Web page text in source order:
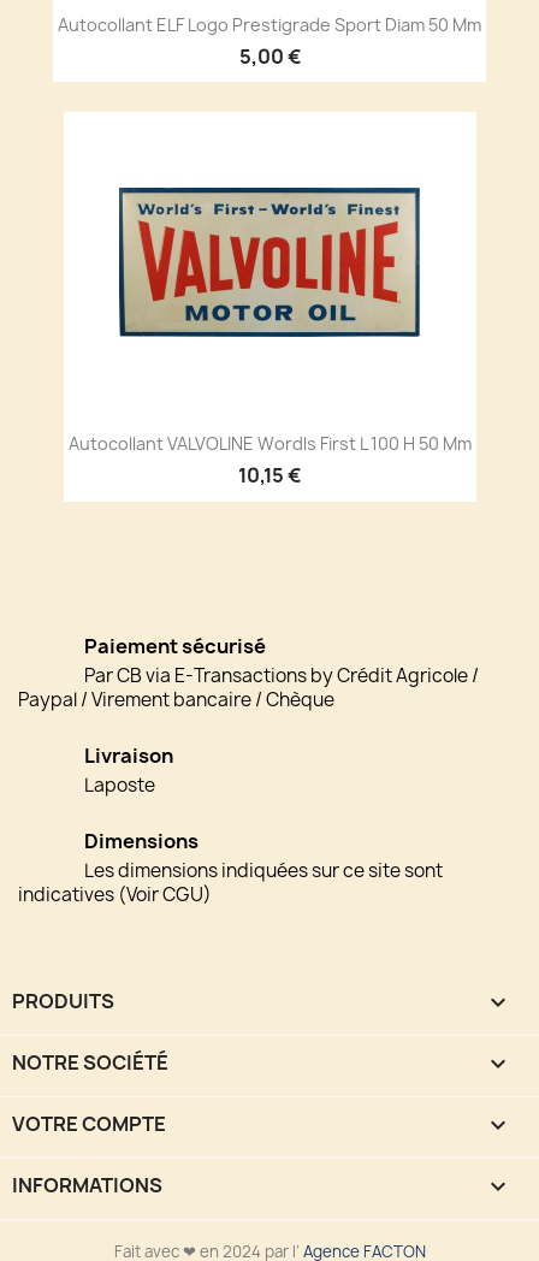
Autocollant ELF Logo Prestigrade Sport Diam 50 Mm
5,00 €
Autocollant VALVOLINE Wordls First L 100 H 50 Mm
10,15 €
Paiement sécurisé
Par CB via E-Transactions by Crédit Agricole /
Paypal / Virement bancaire / Chèque
Livraison
Laposte
Dimensions
Les dimensions indiquées sur ce site sont
indicatives (Voir CGU)
PRODUITS 
NOTRE SOCIÉTÉ 
VOTRE COMPTE 
INFORMATIONS keyboard_arrow_down
Fait avec ❤ en 2024 par l’ Agence FACTON